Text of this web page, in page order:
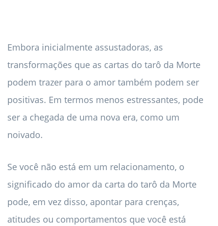
Embora inicialmente assustadoras, as
transformações que as cartas do tarô da Morte
podem trazer para o amor também podem ser
positivas. Em termos menos estressantes, pode
ser a chegada de uma nova era, como um
noivado.
Se você não está em um relacionamento, o
significado do amor da carta do tarô da Morte
pode, em vez disso, apontar para crenças,
atitudes ou comportamentos que você está